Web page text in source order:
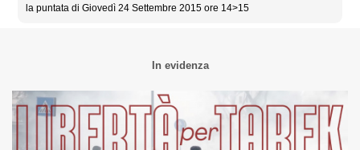
la puntata di Giovedì 24 Settembre 2015 ore 14>15
In evidenza